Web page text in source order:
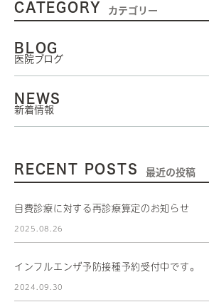
CATEGORY カテゴリー
BLOG
医院ブログ
NEWS
新着情報
RECENT POSTS 最近の投稿
自費診療に対する再診療算定のお知らせ
2025.08.26
インフルエンザ予防接種予約受付中です。
2024.09.30